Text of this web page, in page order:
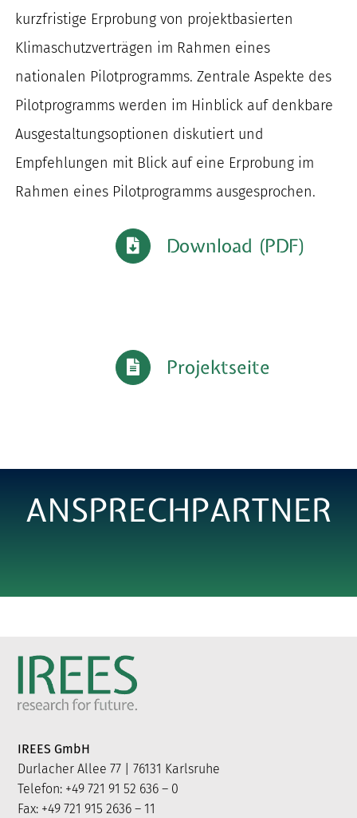
kurzfristige Erprobung von projektbasierten
Klimaschutzverträgen im Rahmen eines
nationalen Pilotprogramms. Zentrale Aspekte des
Pilotprogramms werden im Hinblick auf denkbare
Ausgestaltungsoptionen diskutiert und
Empfehlungen mit Blick auf eine Erprobung im
Rahmen eines Pilotprogramms ausgesprochen.
Download (PDF)
Projektseite
ANSPRECHPARTNER
IREES GmbH
Durlacher Allee 77 | 76131 Karlsruhe
Telefon: +49 721 91 52 636 – 0
Fax: +49 721 915 2636 – 11